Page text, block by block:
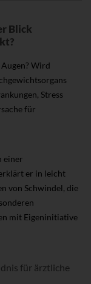
Blick
Wird
Stress
für
einer
er in leicht
von Schwindel, die
mit Eigeninitiative
für ärztliche